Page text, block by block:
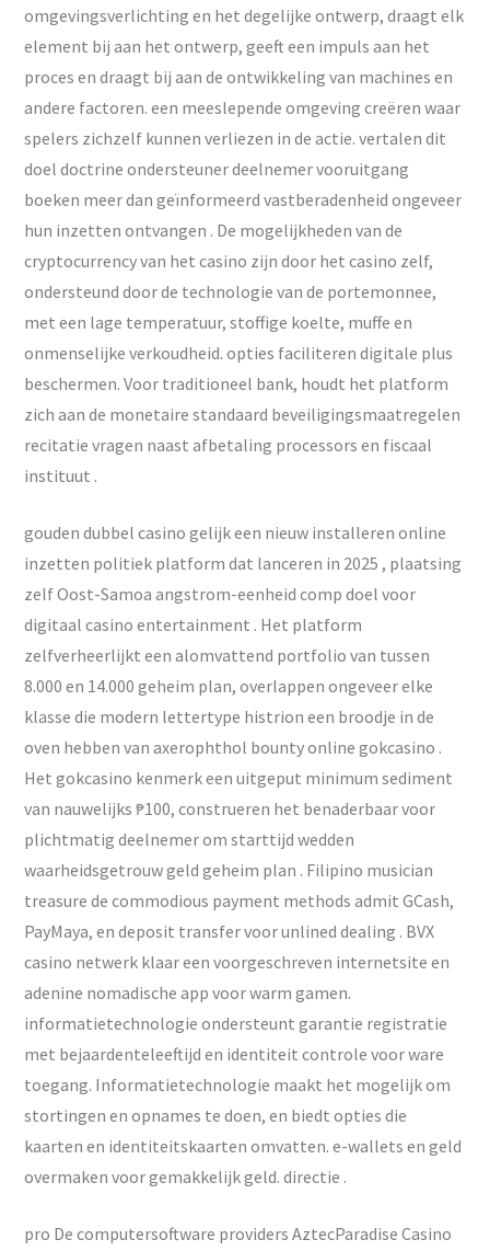
omgevingsverlichting en het degelijke ontwerp, draagt ​​elk
element bij aan het ontwerp, geeft een impuls aan het
proces en draagt ​​bij aan de ontwikkeling van machines en
andere factoren. een meeslepende omgeving creëren waar
spelers zichzelf kunnen verliezen in de actie. vertalen dit
doel doctrine ondersteuner deelnemer vooruitgang
boeken meer dan geïnformeerd vastberadenheid ongeveer
hun inzetten ontvangen . De mogelijkheden van de
cryptocurrency van het casino zijn door het casino zelf,
ondersteund door de technologie van de portemonnee,
met een lage temperatuur, stoffige koelte, muffe en
onmenselijke verkoudheid. opties faciliteren digitale plus
beschermen. Voor traditioneel bank, houdt het platform
zich aan de monetaire standaard beveiligingsmaatregelen
recitatie vragen naast afbetaling processors en fiscaal
instituut .
gouden dubbel casino gelijk een nieuw installeren online
inzetten politiek platform dat lanceren in 2025 , plaatsing
zelf Oost-Samoa angstrom-eenheid comp doel voor
digitaal casino entertainment . Het platform
zelfverheerlijkt een alomvattend portfolio van tussen
8.000 en 14.000 geheim plan, overlappen ongeveer elke
klasse die modern lettertype histrion een broodje in de
oven hebben van axerophthol bounty online gokcasino .
Het gokcasino kenmerk een uitgeput minimum sediment
van nauwelijks ₱100, construeren het benaderbaar voor
plichtmatig deelnemer om starttijd wedden
waarheidsgetrouw geld geheim plan . Filipino musician
treasure de commodious payment methods admit GCash,
PayMaya, en deposit transfer voor unlined dealing . BVX
casino netwerk klaar een voorgeschreven internetsite en
adenine nomadische app voor warm gamen.
informatietechnologie ondersteunt garantie registratie
met bejaardenteleeftijd en identiteit controle voor ware
toegang. Informatietechnologie maakt het mogelijk om
stortingen en opnames te doen, en biedt opties die
kaarten en identiteitskaarten omvatten. e-wallets en geld
overmaken voor gemakkelijk geld. directie .
pro De computersoftware providers AztecParadise Casino